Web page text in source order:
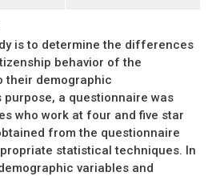
is to determine the differences
behavior of the
their demographic
a questionnaire was
who work at four and five star
from the questionnaire
statistical techniques. In
variables and